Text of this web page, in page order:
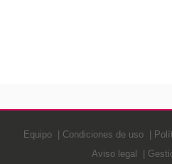
Equipo Condiciones de uso
Aviso legal